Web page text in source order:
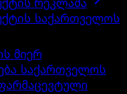
საქართველოს
მიერ
საქართველოს